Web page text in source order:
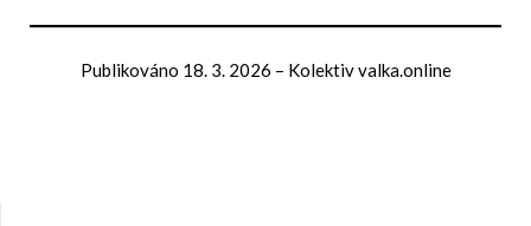
Publikováno 18. 3. 2026 – Kolektiv valka.online